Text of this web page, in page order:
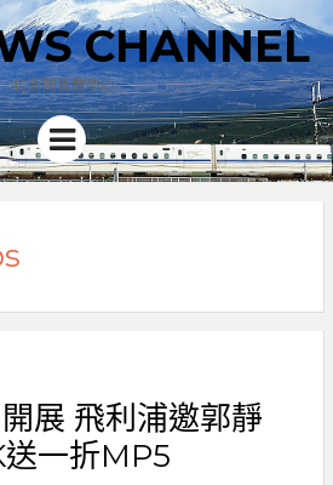
CHANNEL
4C新聞集散中心
Menu
展 飛利浦邀郭靜
一折MP5